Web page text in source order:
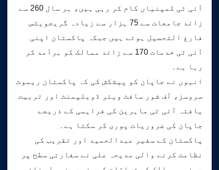
آئی ٹی کمپنیاں کام کر رہی ہیں، ہر سال 260 سے
زائد جامعات سے 75 ہزار سے زیادہ گریجویٹس
فارغ التحصیل ہوتے ہیں جبکہ پاکستان اپنی
آئی ٹی خدمات 170 سے زائد ممالک کو برآمد کر
رہا ہے۔
انہوں نے جاپان کو پیشکش کی کہ پاکستان ریموٹ
سروسز، آف شور سافٹ ویئر ڈویلپمنٹ اور تربیت
یافتہ آئی ٹی ماہرین کی فراہمی کے ذریعے
جاپان کی ضروریات پوری کر سکتا ہے۔
پاکستان کے سفیر عبدالحمید اور تقریب کی
نظامت کرنے والی مدیحہ علی نے سفارتی سطح پر